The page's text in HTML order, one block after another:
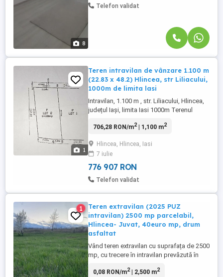
8
Telefon validat
1
Teren intravilan de vânzare 1.100 m
(22.83 x 48.2) Hlincea, str Liliacului,
1000m de limita lasi
Intravilan, 1.100 m , str. Liliacului, Hlincea,
județul Iași, limita Iasi 1000m Terenul
acces facil, posibilitate de parcelare.
Avantaje: - utilități disponibile la limita
proprietății: gaz, energie electrică, apa și
...
706,28 RON/m2| 1,100 m2
Hlincea, Hlincea, Iasi
7 iulie
776 907 RON
Telefon validat
1
Teren extravilan (2025 PUZ
intravilan) 2500 mp parcelabil,
Hlincea- Juvat, 40euro mp, drum
asfaltat
Vând teren extravilan cu suprafața de 2500
mp, cu trecere în intravilan prevăzută în
sau investiții imobiliare. Prețul cerut este
0,08 RON/m2| 2,500 m2